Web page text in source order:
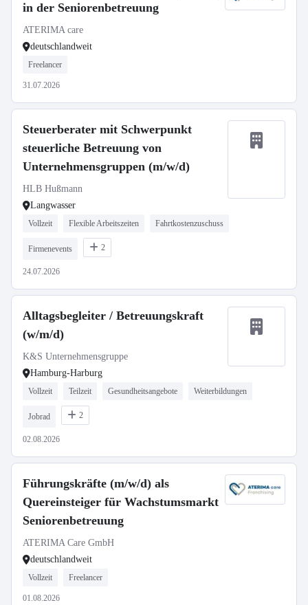
in der Seniorenbetreuung
ATERIMA care
deutschlandweit
Freelancer
31.07.2026
Steuerberater mit Schwerpunkt
steuerliche Betreuung von
Unternehmensgruppen (m/w/d)
HLB Hußmann
Langwasser
Vollzeit Flexible Arbeitszeiten Fahrtkostenzuschuss
Firmenevents 2
24.07.2026
Alltagsbegleiter / Betreuungskraft
(w/m/d)
K&S Unternehmensgruppe
Hamburg-Harburg
Vollzeit Teilzeit Gesundheitsangebote Weiterbildungen
Jobrad 2
02.08.2026
Führungskräfte (m/w/d) als
Quereinsteiger für Wachstumsmarkt
Seniorenbetreuung
ATERIMA Care GmbH
deutschlandweit
Vollzeit Freelancer
01.08.2026